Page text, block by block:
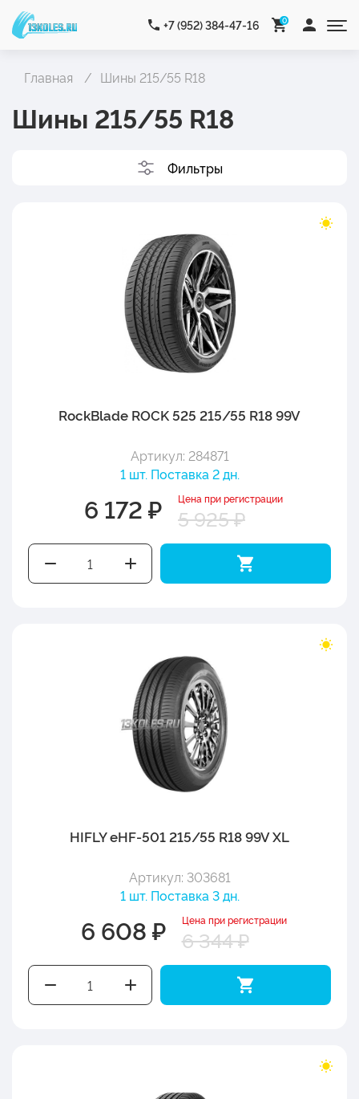
+7 (952) 384-47-16 0
Главная Шины 215/55 R18
Шины 215/55 R18
Фильтры
RockBlade ROCK 525 215/55 R18 99V
Артикул: 284871
1 шт. Поставка 2 дн.
6 172 ₽ Цена при регистрации
5 925 ₽
HIFLY eHF-501 215/55 R18 99V XL
Артикул: 303681
1 шт. Поставка 3 дн.
6 608 ₽ Цена при регистрации
6 344 ₽